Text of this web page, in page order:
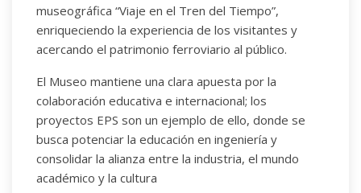
museográfica “Viaje en el Tren del Tiempo”,
enriqueciendo la experiencia de los visitantes y
acercando el patrimonio ferroviario al público.
El Museo mantiene una clara apuesta por la
colaboración educativa e internacional; los
proyectos EPS son un ejemplo de ello, donde se
busca potenciar la educación en ingeniería y
consolidar la alianza entre la industria, el mundo
académico y la cultura